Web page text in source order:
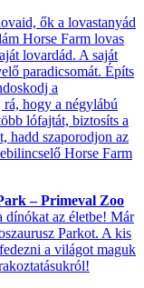
ők a lovastanyád
Horse Farm lovas
lovardád. A saját
paradicsomát. Építs
a
hogy a négylábú
lófajtát, biztosíts a
hadd szaporodjon az
Horse Farm
– Primeval Zoo
dínókat az életbe! Már
Parkot. A kis
a világot maguk